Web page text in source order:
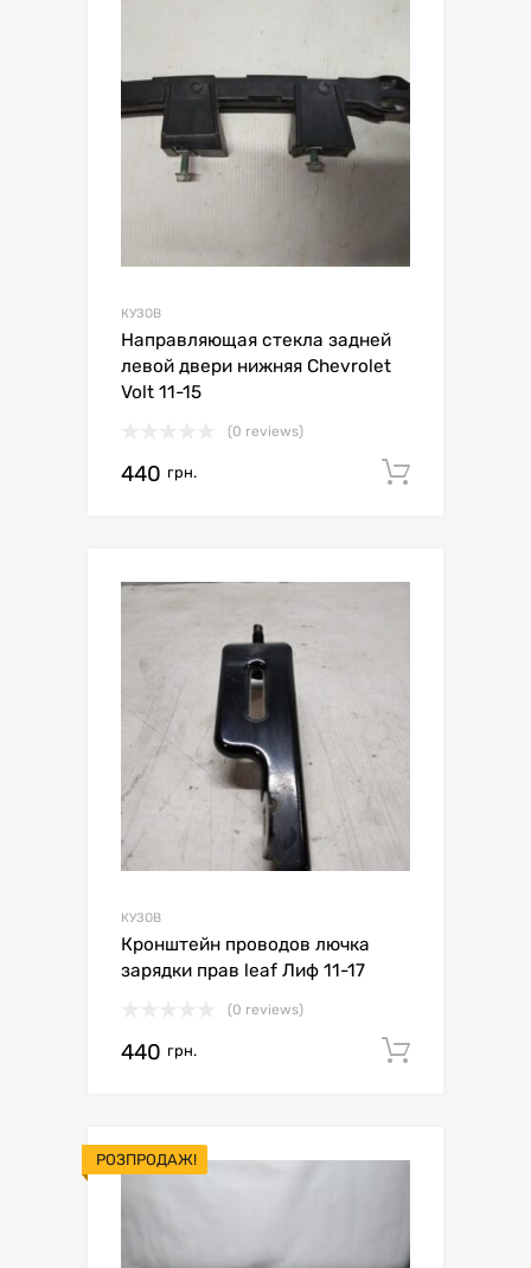
КУЗОВ
Направляющая стекла задней
левой двери нижняя Chevrolet
Volt 11-15
(0 reviews)
440 грн.
КУЗОВ
Кронштейн проводов лючка
зарядки прав leaf Лиф 11-17
(0 reviews)
440 грн.
РОЗПРОДАЖ!